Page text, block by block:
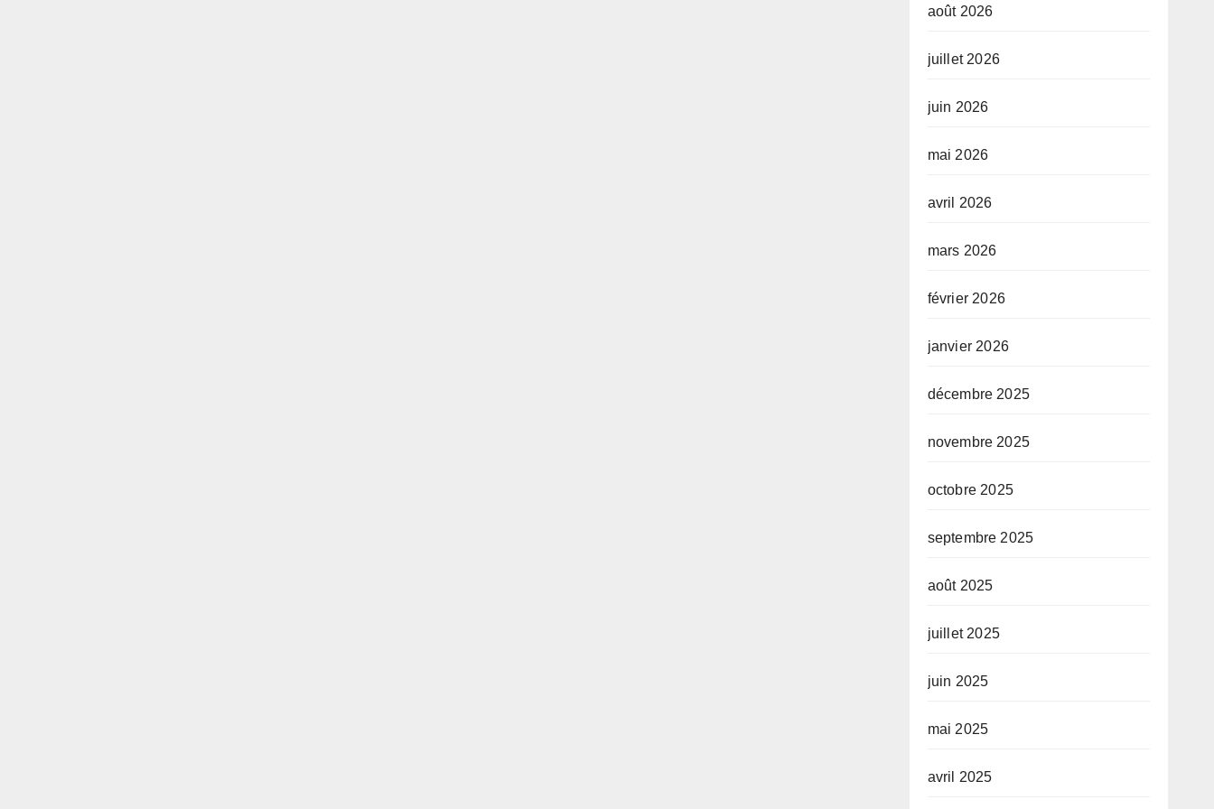
août 2026
juillet 2026
juin 2026
mai 2026
avril 2026
mars 2026
février 2026
janvier 2026
décembre 2025
novembre 2025
octobre 2025
septembre 2025
août 2025
juillet 2025
juin 2025
mai 2025
avril 2025